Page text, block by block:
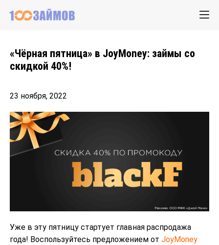
«Чёрная пятница» в JoyMoney: займы со
скидкой 40%!
23 ноября, 2022
Уже в эту пятницу стартует главная распродажа
года! Воспользуйтесь предложением от JoyMoney